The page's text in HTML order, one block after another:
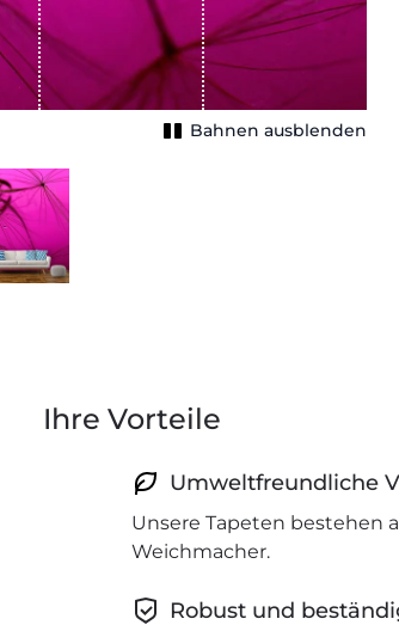
Bahnen ausblenden
Ihre Vorteile
Umweltfreundliche
Unsere Tapeten bestehen
Weichmacher.
Robust und